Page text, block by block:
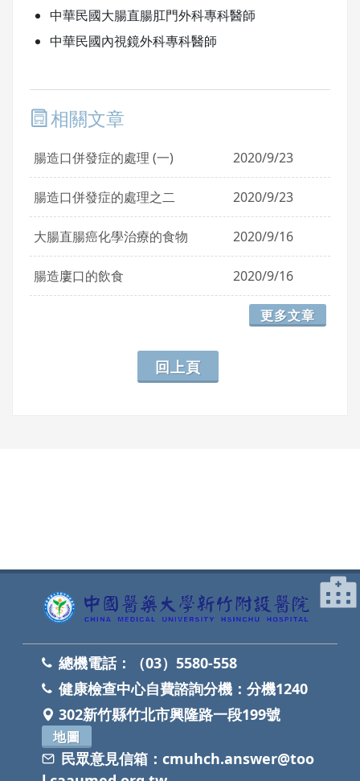
中華民國大腸直腸肛門外科專科醫師
中華民國內視鏡外科專科醫師
相關文章
腸造口併發症的處理 (一) 2020/9/23
腸造口併發症的處理之二 2020/9/23
大腸直腸癌化學治療的食物 2020/9/16
腸造廔口的飲食 2020/9/16
更多文章
回上頁
總機電話：
（03）5580-558
健康檢查中心自費諮詢分機： 分機1240
302新竹縣竹北市興隆路一段199號
地圖
民眾意見信箱： cmuhch.answer@too